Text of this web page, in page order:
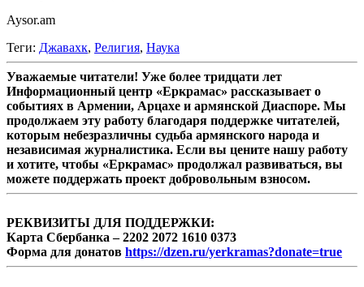
Aysor.am
Теги: Джавахк, Религия, Наука
Уважаемые читатели! Уже более тридцати лет
Информационный центр «Еркрамас» рассказывает о
событиях в Армении, Арцахе и армянской Диаспоре. Мы
продолжаем эту работу благодаря поддержке читателей,
которым небезразличны судьба армянского народа и
независимая журналистика. Если вы цените нашу работу
и хотите, чтобы «Еркрамас» продолжал развиваться, вы
можете поддержать проект добровольным взносом.
РЕКВИЗИТЫ ДЛЯ ПОДДЕРЖКИ:
Карта Сбербанка – 2202 2072 1610 0373
Форма для донатов https://dzen.ru/yerkramas?donate=true